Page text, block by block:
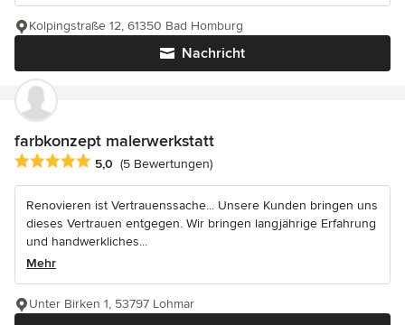
Nachricht
Kolpingstraße 12, 61350 Bad Homburg
farbkonzept malerwerkstatt
Durchschnittliche Bewertung: 5 von 5 Sternen
5,0 (5 Bewertungen)
Renovieren ist Vertrauenssache... Unsere Kunden bringen uns
dieses Vertrauen entgegen. Wir bringen langjährige Erfahrung
und handwerkliches...
Mehr
Unter Birken 1, 53797 Lohmar